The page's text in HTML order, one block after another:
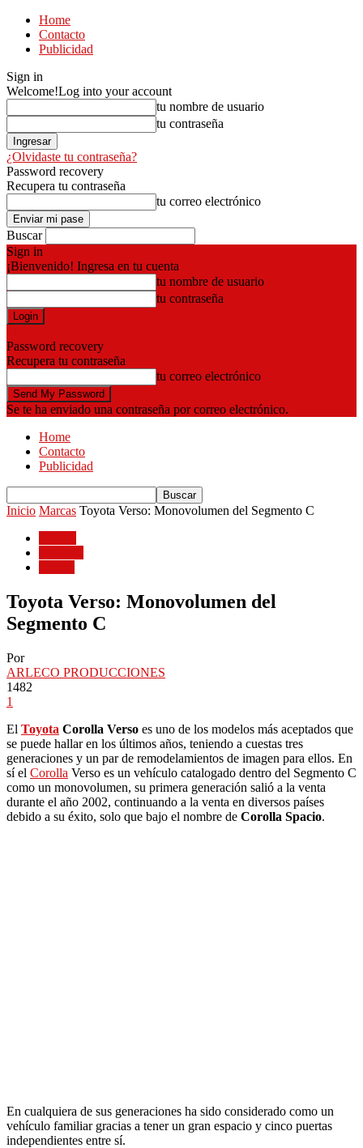
Home
Contacto
Publicidad
Sign in
Welcome!Log into your account
tu nombre de usuario
tu contraseña
¿Olvidaste tu contraseña?
Password recovery
Recupera tu contraseña
tu correo electrónico
Buscar
Sign in
¡Bienvenido! Ingresa en tu cuenta
tu nombre de usuario
tu contraseña
Password recovery
Recupera tu contraseña
tu correo electrónico
Se te ha enviado una contraseña por correo electrónico.
Home
Contacto
Publicidad
Inicio Marcas Toyota Verso: Monovolumen del Segmento C
Toyota Verso: Monovolumen del
Segmento C
Por
ARLECO PRODUCCIONES
1482
1
El Toyota Corolla Verso es uno de los modelos más aceptados que
se puede hallar en los últimos años, teniendo a cuestas tres
generaciones y un par de remodelamientos de imagen para ellos. En
sí el Corolla Verso es un vehículo catalogado dentro del Segmento C
como un monovolumen, su primera generación salió a la venta
durante el año 2002, continuando a la venta en diversos países
debido a su éxito, solo que bajo el nombre de Corolla Spacio.
En cualquiera de sus generaciones ha sido considerado como un
vehículo familiar gracias a tener un gran espacio y cinco puertas
independientes entre sí.